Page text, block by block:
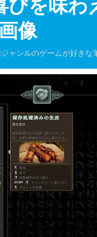
びを味わ
像
ャンルのゲームが好き